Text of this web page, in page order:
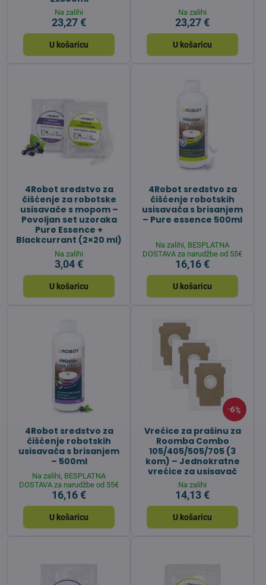
Na zalihi
23,27 €
U košaricu
Na zalihi
23,27 €
U košaricu
4Robot sredstvo za
čišćenje za robotske
usisavače s mopom –
Povoljan set uzoraka
Pure Essence +
Blackcurrant (2×20 ml)
Na zalihi
3,04 €
U košaricu
4Robot sredstvo za
čišćenje robotskih
usisavača s brisanjem
– Pure essence 500ml
Na zalihi, BESPLATNA
DOSTAVA za narudžbe od 55€
16,16 €
U košaricu
4Robot sredstvo za
čišćenje robotskih
usisavača s brisanjem
– 500ml
Na zalihi, BESPLATNA
DOSTAVA za narudžbe od 55€
16,16 €
U košaricu
6%
Vrećice za prašinu za
Roomba Combo
105/405/505/705 (3
kom) – Jednokratne
vrećice za usisavač
Na zalihi
14,13 €
U košaricu